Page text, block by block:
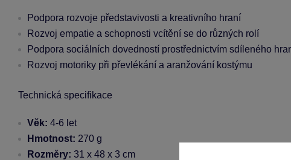
Podpora rozvoje představivosti a kreativního hraní
Rozvoj empatie a schopnosti vcítění se do různých rolí
Podpora sociálních dovedností prostřednictvím sdíleného
Rozvoj motoriky při převlékání a aranžování kostýmu
Technická specifikace
Věk: 4-6 let
Hmotnost: 270 g
Rozměry: 31 x 48 x 3 cm